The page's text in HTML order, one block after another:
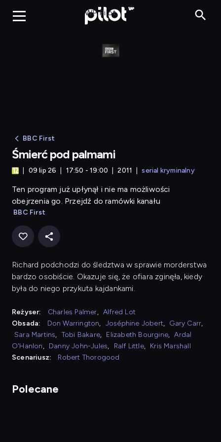
Śmierć pod palmami
WP Pilot
BBC First
Śmierć pod palmami
09 lip 26 17:50 - 19:00 2011 serial kryminalny
Ten program już upłynął i nie ma możliwości
obejrzenia go. Przejdź do ramówki kanału
BBC First
Richard podchodzi do śledztwa w sprawie morderstwa
bardzo osobiście. Okazuje się, że ofiara zginęła, kiedy
była do niego przykuta kajdankami.
Reżyser: Charles Palmer, Alfred Lot
Obsada:
Don Warrington, Joséphine Jobert, Gary Carr,
Sara Martins, Tobi Bakare, Elizabeth Bourgine, Ardal
O'Hanlon, Danny John-Jules, Ralf Little, Kris Marshall
Scenariusz:
Robert Thorogood
Polecane